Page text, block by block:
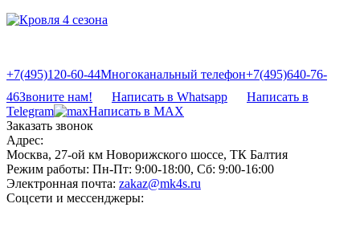
+7(495)120-60-44Многоканальный телефон+7(495)640-76-
46Звоните нам! Написать в Whatsapp
Написать в
Telegram
Написать в MAX
Заказать звонок
Адрес:
Москва, 27-ой км Новорижского шоссе, ТК Балтия
Режим работы: Пн-Пт: 9:00-18:00, Сб: 9:00-16:00
Электронная почта: zakaz@mk4s.ru
Соцсети и мессенджеры: